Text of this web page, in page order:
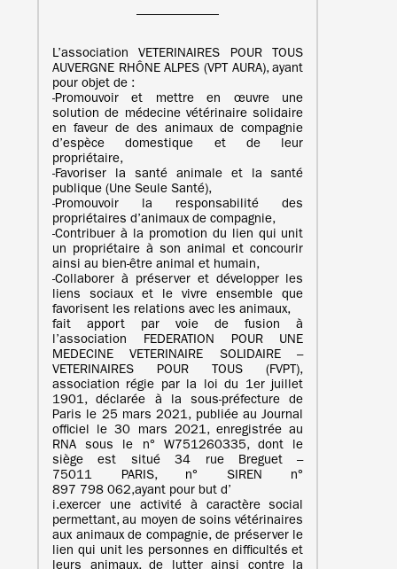
L’association VETERINAIRES POUR TOUS
AUVERGNE RHÔNE ALPES (VPT AURA), ayant
pour objet de :
‐Promouvoir et mettre en œuvre une
solution de médecine vétérinaire solidaire
en faveur de des animaux de compagnie
d’espèce domestique et de leur
propriétaire,
‐Favoriser la santé animale et la santé
publique (Une Seule Santé),
‐Promouvoir la responsabilité des
propriétaires d’animaux de compagnie,
‐Contribuer à la promotion du lien qui unit
un propriétaire à son animal et concourir
ainsi au bien-être animal et humain,
‐Collaborer à préserver et développer les
liens sociaux et le vivre ensemble que
favorisent les relations avec les animaux,
fait apport par voie de fusion à
l’association FEDERATION POUR UNE
MEDECINE VETERINAIRE SOLIDAIRE –
VETERINAIRES POUR TOUS (FVPT),
association régie par la loi du 1er juillet
1901, déclarée à la sous-préfecture de
Paris le 25 mars 2021, publiée au Journal
officiel le 30 mars 2021, enregistrée au
RNA sous le n° W751260335, dont le
siège est situé 34 rue Breguet –
75011 PARIS, n° SIREN n°
897 798 062,ayant pour but d’
i.exercer une activité à caractère social
permettant, au moyen de soins vétérinaires
aux animaux de compagnie, de préserver le
lien qui unit les personnes en difficultés et